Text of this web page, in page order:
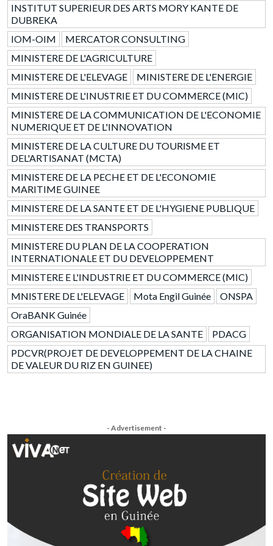
INSTITUT SUPERIEUR DES ARTS MORY KANTE DE
DUBREKA
IOM-OIM
MERCATOR CONSULTING
MINISTERE DE L'AGRICULTURE
MINISTERE DE L'ELEVAGE
MINISTERE DE L'ENERGIE
MINISTERE DE L'INUSTRIE ET DU COMMERCE (MIC)
MINISTERE DE LA COMMUNICATION DE L'ECONOMIE
NUMERIQUE ET DE L'INNOVATION
MINISTERE DE LA CULTURE DU TOURISME ET
DEL'ARTISANAT (MCTA)
MINISTERE DE LA PECHE ET DE L'ECONOMIE
MARITIME GUINEE
MINISTERE DE LA SANTE ET DE L'HYGIENE PUBLIQUE
MINISTERE DES TRANSPORTS
MINISTERE DU PLAN DE LA COOPERATION
INTERNATIONALE ET DU DEVELOPPEMENT
MINISTERE E L'INDUSTRIE ET DU COMMERCE (MIC)
MNISTERE DE L'ELEVAGE
Mota Engil Guinée
ONSPA
OraBANK Guinée
ORGANISATION MONDIALE DE LA SANTE
PDACG
PDCVR(PROJET DE DEVELOPPEMENT DE LA CHAINE
DE VALEUR DU RIZ EN GUINEE)
- Advertisement -